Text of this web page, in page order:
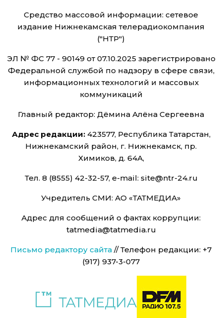
Средство массовой информации: сетевое
издание Нижнекамская телерадиокомпания
("НТР")
ЭЛ № ФС 77 - 90149 от 07.10.2025 зарегистрировано
Федеральной службой по надзору в сфере связи,
информационных технологий и массовых
коммуникаций
Главный редактор: Дёмина Алёна Сергеевна
Адрес редакции:423577, Республика Татарстан,
Нижнекамский район, г. Нижнекамск, пр.
Химиков, д. 64А,
Тел. 8 (8555) 42-32-57, e-mail: site@ntr-24.ru
Учредитель СМИ: АО «ТАТМЕДИА»
Адрес для сообщений о фактах коррупции:
tatmedia@tatmedia.ru
Письмо редактору сайта // Телефон редакции: +7
(917) 937-3-077